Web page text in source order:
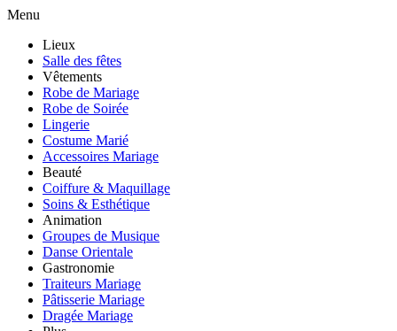
Menu
Lieux
Salle des fêtes
Vêtements
Robe de Mariage
Robe de Soirée
Lingerie
Costume Marié
Accessoires Mariage
Beauté
Coiffure & Maquillage
Soins & Esthétique
Animation
Groupes de Musique
Danse Orientale
Gastronomie
Traiteurs Mariage
Pâtisserie Mariage
Dragée Mariage